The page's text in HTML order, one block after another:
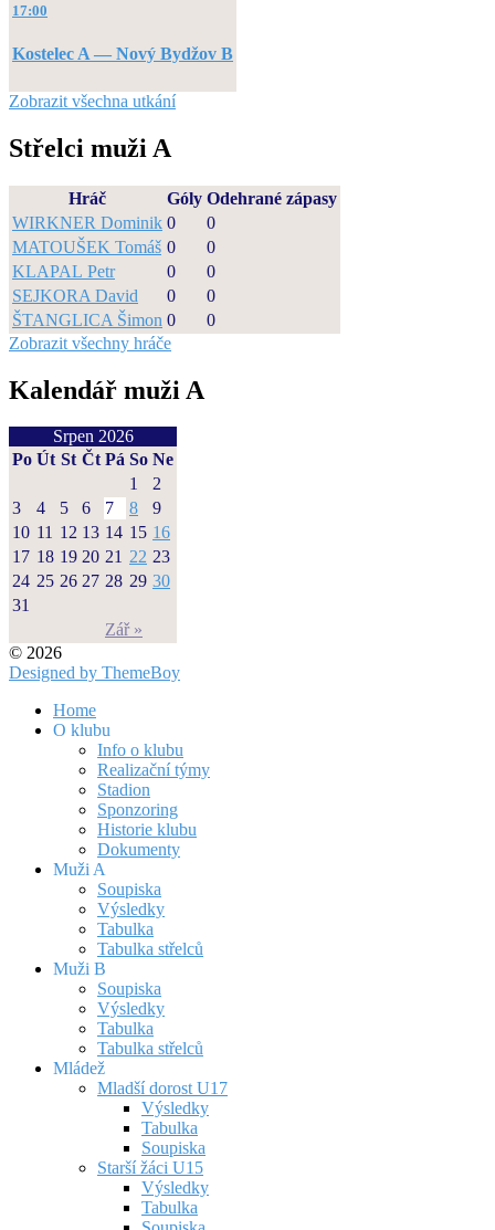
17:00
Kostelec A — Nový Bydžov B
Zobrazit všechna utkání
Střelci muži A
Hráč Góly Odehrané zápasy
WIRKNER Dominik 0
0
MATOUŠEK Tomáš 0
0
KLAPAL Petr
0
0
SEJKORA David
0
0
ŠTANGLICA Šimon 0
0
Zobrazit všechny hráče
Kalendář muži A
Srpen 2026
Po Út St Čt Pá So Ne
Zář »
1
2
3
4 5 6 7 8
9
10 11 12 13 14 15 16
17 18 19 20 21 22 23
24 25 26 27 28 29 30
31
© 2026
Designed by ThemeBoy
Home
O klubu
Info o klubu
Realizační týmy
Stadion
Sponzoring
Historie klubu
Dokumenty
Muži A
Soupiska
Výsledky
Tabulka
Tabulka střelců
Muži B
Soupiska
Výsledky
Tabulka
Tabulka střelců
Mládež
Mladší dorost U17
Výsledky
Tabulka
Soupiska
Starší žáci U15
Výsledky
Tabulka